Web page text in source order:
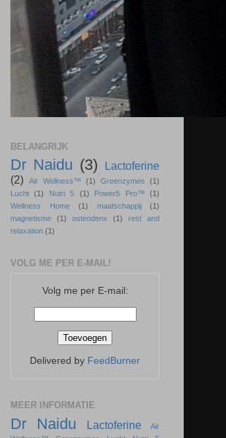
BELANGRIJK
Dr Naidu (3)
Lactoferine
(2)
Air Wellness™ (1) Greenzymes
(1)
Lucht
(1) Nutri 5 (1) Power5 Pro™
(1)
Wellness Home
(1) maatschappij
(1)
magnetisme
(1) osteodenx (1)
rest and
relaxation (1)
VOLG ME PER E-MAIL!
Volg me per E-mail:
Delivered by FeedBurner
MEER INFORMATIE
Dr Naidu Lactoferine
Air